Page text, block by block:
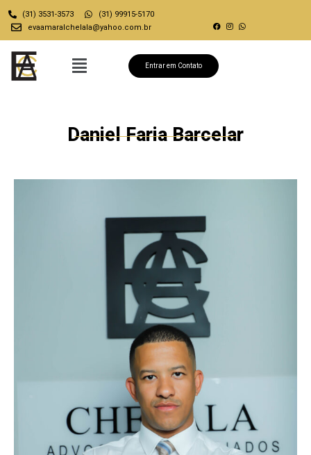
(31) 3531-3573
(31) 99915-5170
evaamaralchelala@yahoo.com.br
Entrar em Contato
Daniel Faria Barcelar